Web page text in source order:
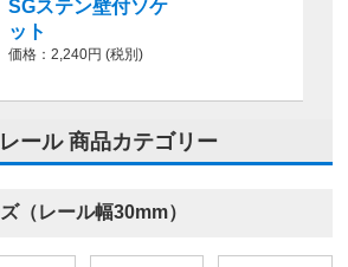
SGステン壁付ソケ
ット
価格：2,240円 (税別)
ール 商品カテゴリー
（レール幅30mm）